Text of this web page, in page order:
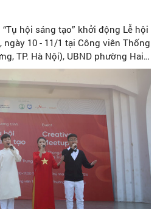
hội sáng tạo” khởi động Lễ hội
10 - 11/1 tại Công viên Thống
TP. Hà Nội), UBND phường Hai
với Sở Văn hóa Thể thao Hà Nội
hóa văn nghệ đặc sắc, hấp
dân và du khách.